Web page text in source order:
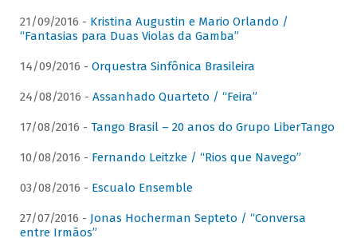
21/09/2016 - Kristina Augustin e Mario Orlando /
“Fantasias para Duas Violas da Gamba”
14/09/2016 - Orquestra Sinfônica Brasileira
24/08/2016 - Assanhado Quarteto / “Feira”
17/08/2016 - Tango Brasil – 20 anos do Grupo LiberTango
10/08/2016 - Fernando Leitzke / “Rios que Navego”
03/08/2016 - Escualo Ensemble
27/07/2016 - Jonas Hocherman Septeto / “Conversa
entre Irmãos”